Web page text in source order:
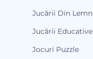
Jucării Din Lemn
Jucării Educative
Jocuri Puzzle